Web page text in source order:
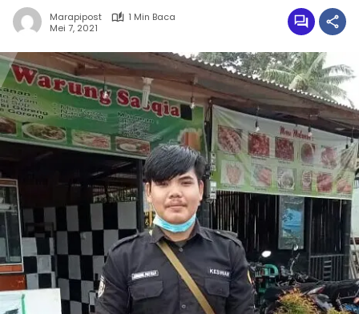
Marapipost
1 Min Baca
Mei 7, 2021